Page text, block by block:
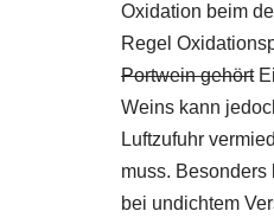
Oxidation beim
Regel
Portwein gehört
Weins kann
Luftzufuhr
muss.
bei undichtem